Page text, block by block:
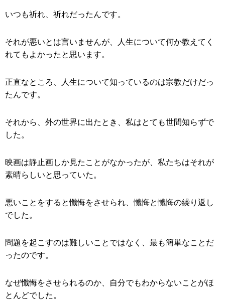
いつも祈れ、祈れだったんです。
それが悪いとは言いませんが、人生について何か教えてく
れてもよかったと思います。
正直なところ、人生について知っているのは宗教だけだっ
たんです。
それから、外の世界に出たとき、私はとても世間知らずで
した。
映画は静止画しか見たことがなかったが、私たちはそれが
素晴らしいと思っていた。
悪いことをすると懺悔をさせられ、懺悔と懺悔の繰り返し
でした。
問題を起こすのは難しいことではなく、最も簡単なことだ
ったのです。
なぜ懺悔をさせられるのか、自分でもわからないことがほ
とんどでした。